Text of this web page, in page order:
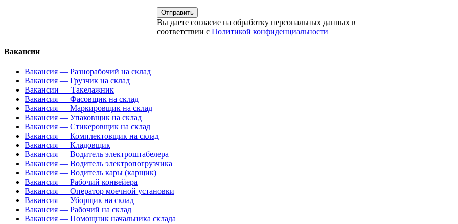
Вы даете согласие на обработку персональных данных в
соответствии с Политикой конфиденциальности
Вакансии
Вакансия — Разнорабочий на склад
Вакансия — Грузчик на склад
Вакансии — Такелажник
Вакансия — Фасовщик на склад
Вакансия — Маркировщик на склад
Вакансия — Упаковщик на склад
Вакансия — Стикеровщик на склад
Вакансия — Комплектовщик на склад
Вакансия — Кладовщик
Вакансия — Водитель электроштабелера
Вакансия — Водитель электропогрузчика
Вакансия — Водитель кары (карщик)
Вакансия — Рабочий конвейера
Вакансия — Оператор моечной установки
Вакансия — Уборщик на склад
Вакансия — Рабочий на склад
Вакансия — Помощник начальника склада